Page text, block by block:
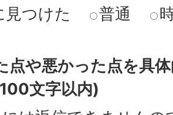
見つけた
普通
点や悪かった点を具
文字以内)